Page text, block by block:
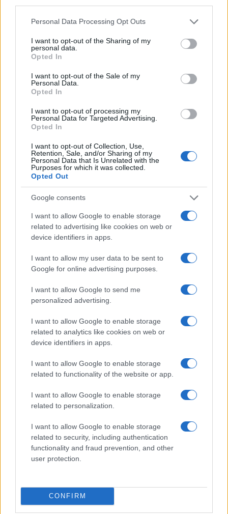
Please note that this website/app uses one or more Google
not limited to your visit or usage behaviour. You may click to
grant or deny consent to Google and its third-party tags to
use your data for below specified purposes in below Google
consent section.
Personal Data Processing Opt Outs
I want to opt-out of the Sharing of my
personal data.
Opted In
I want to opt-out of the Sale of my
Personal Data.
Opted In
I want to opt-out of processing my
Personal Data for Targeted Advertising.
Opted In
I want to opt-out of Collection, Use,
Retention, Sale, and/or Sharing of my
Personal Data that Is Unrelated with the
Purposes for which it was collected.
Opted Out
Google consents
I want to allow Google to enable storage
related to advertising like cookies on web or
device identifiers in apps.
I want to allow my user data to be sent to
Google for online advertising purposes.
I want to allow Google to send me
personalized advertising.
I want to allow Google to enable storage
related to analytics like cookies on web or
device identifiers in apps.
I want to allow Google to enable storage
related to functionality of the website or app.
I want to allow Google to enable storage
related to personalization.
I want to allow Google to enable storage
related to security, including authentication
functionality and fraud prevention, and other
user protection.
CONFIRM
daGoogle News
Condividi l'articolo
a
ce
b
o
o
k
w
it
te
r
Pi
n
re
W
h
s
p
p
h
re
Prossimo articolo
NOTIZIE RECENTI
Le previsioni meteo per il weekend a Olbia e in
Gallura
Michelle Hunziker in Gallura, bella anche dal
vivo: un amico vip svela come fa
Calangianus, dopo le polemiche il centro
accoglienza minori chiude
Olbia, divieto di sosta contro spaccio e degrado:
esplode la protesta
Pausa caffè impeccabile: come scegliere la
soluzione ideale per la casa e l’ufficio
Monte Pino, la fine di un lungo dolore: storia e
Raid nelle campagne di Berchidda, rischio per
la rete elettrica